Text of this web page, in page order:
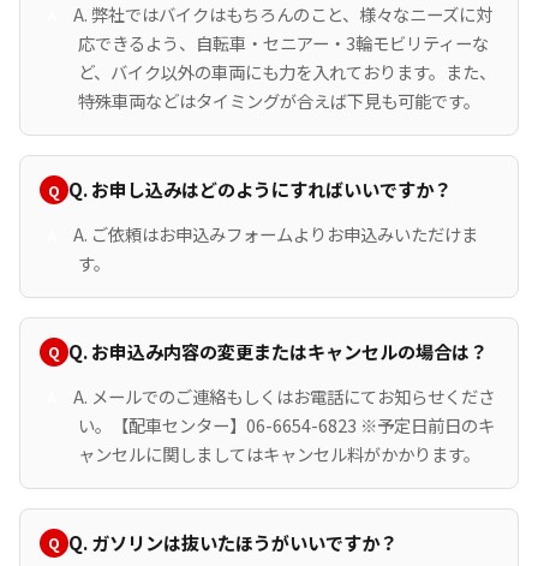
A. 弊社ではバイクはもちろんのこと、様々なニーズに対
応できるよう、自転車・セニアー・3輪モビリティーな
ど、バイク以外の車両にも力を入れております。また、
特殊車両などはタイミングが合えば下見も可能です。
Q. お申し込みはどのようにすればいいですか？
A. ご依頼はお申込みフォームよりお申込みいただけま
す。
Q. お申込み内容の変更またはキャンセルの場合は？
A. メールでのご連絡もしくはお電話にてお知らせくださ
い。【配車センター】06-6654-6823 ※予定日前日のキ
ャンセルに関しましてはキャンセル料がかかります。
Q. ガソリンは抜いたほうがいいですか？